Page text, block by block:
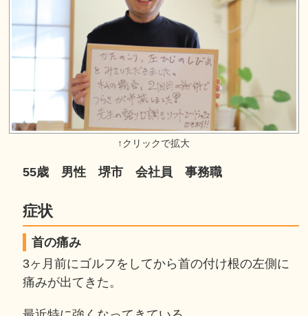
55歳 男性 堺市 会社員 事務職
症状
首の痛み
3ヶ月前にゴルフをしてから首の付け根の左側に
痛みが出てきた。